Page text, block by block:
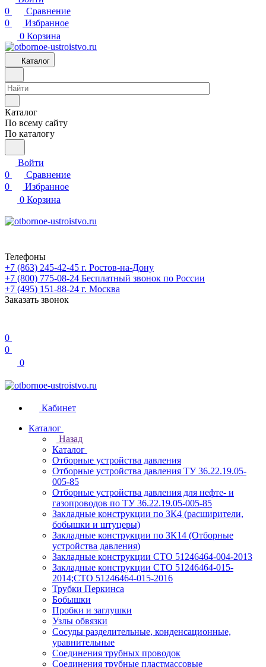
0
Сравнение
0
Избранное
0 Корзина
Каталог
Каталог
По всему сайту
По каталогу
Войти
0
Сравнение
0
Избранное
0 Корзина
Телефоны
+7 (863) 245-42-45 г. Ростов-на-Дону
+7 (800) 775-08-24 Бесплатный звонок по России
+7 (495) 151-88-24 г. Москва
Заказать звонок
0
0
0
Кабинет
Каталог
Назад
Каталог
Отборные устройства давления
Отборные устройства давления ТУ 36.22.19.05-
005-85
Отборные устройства давления для нефте- и
газопроводов по ТУ 36.22.19.05-005-85
Закладные конструкции по ЗК4 (расширители,
бобышки и штуцеры)
Закладные конструкции по ЗК14 (Отборные
устройства давления)
Закладные конструкции СТО 51246464-004-2013
Закладные конструкции СТО 51246464-015-
2014;СТО 51246464-015-2016
Трубки Перкинса
Бобышки
Пробки и заглушки
Узлы обвязки
Сосуды разделительные, конденсационные,
уравнительные
Соединения трубных проводок
Соединения трубные пластмассовые